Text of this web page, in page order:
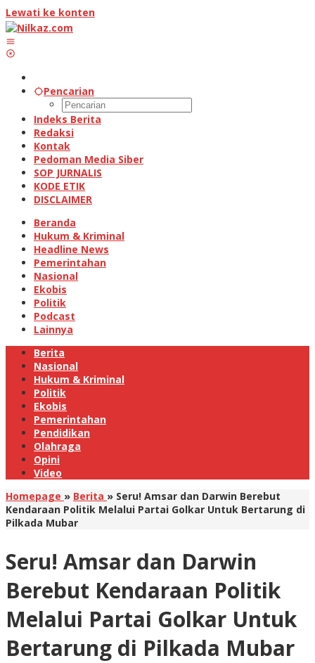
Lewati ke konten
Pencarian
Indeks Berita
Redaksi
Kontak
Pedoman Media Siber
SOP JURNALIS
KODE ETIK
DISCLAIMER
Beranda
Hukum & Kriminal
Headline News
Pemerintahan
Nasional
Ekobis
Politik
Podcast
Lainnya
Berita
Nasional
Hukum & Kriminal
Politik
Ekobis
Pemerintahan
Pendidikan
Olahraga
Opini
Video
Homepage » Berita » Seru! Amsar dan Darwin Berebut
Kendaraan Politik Melalui Partai Golkar Untuk Bertarung di
Pilkada Mubar
Seru! Amsar dan Darwin
Berebut Kendaraan Politik
Melalui Partai Golkar Untuk
Bertarung di Pilkada Mubar